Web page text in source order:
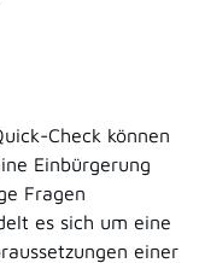
Check können
Einbürgerung
Fragen
es sich um eine
einer